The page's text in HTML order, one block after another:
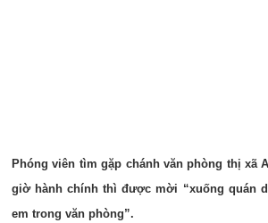
Phóng viên tìm gặp chánh văn phòng thị xã
giờ hành chính thì được mời “xuống quán
em trong văn phòng”.